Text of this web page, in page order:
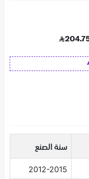
سنة الصنع
2012-2015